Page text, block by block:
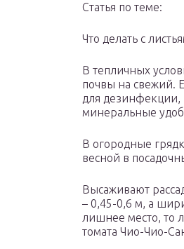
Статья по теме:
Что делать с
В тепличных
почвы на свежий.
для дезинфекции,
минеральные
В огородные
весной в
Высаживают
– 0,45-0,6 м, а
лишнее место, то
томата Чио-Чио-